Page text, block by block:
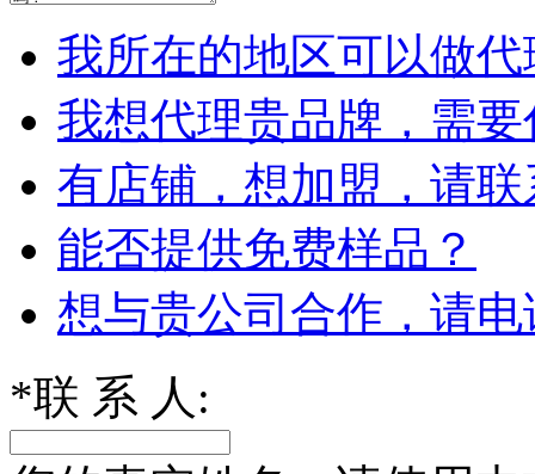
我所在的地区可以做
我想代理贵品牌，需
有店铺，想加盟，请
能否提供免费样品？
想与贵公司合作，请
*联 系 人: